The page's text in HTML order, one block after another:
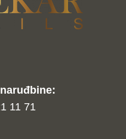
11 71